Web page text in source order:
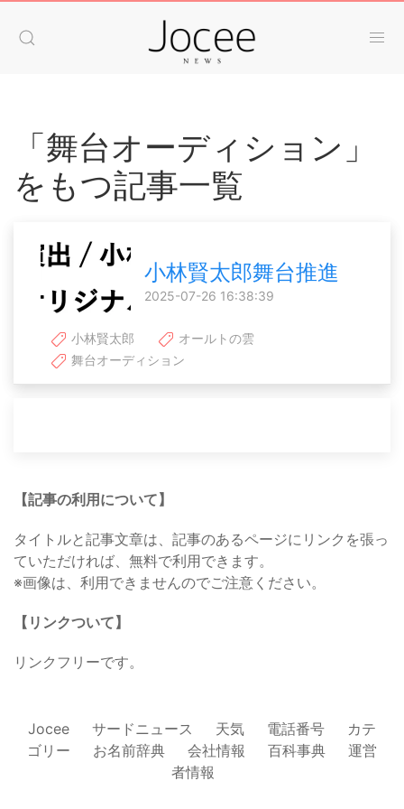
「舞台オーディション」
をもつ記事一覧
小林賢太郎舞台推進
2025-07-26 16:38:39
小林賢太郎
オールトの雲
舞台オーディション
【記事の利用について】
タイトルと記事文章は、記事のあるページにリンクを張っ
ていただければ、無料で利用できます。
※画像は、利用できませんのでご注意ください。
【リンクついて】
リンクフリーです。
Jocee サードニュース 天気 電話番号
カテ
ゴリー
お名前辞典 会社情報 百科事典
運営
者情報